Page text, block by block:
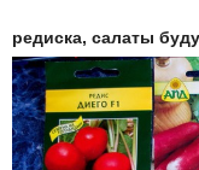
редиска, салаты